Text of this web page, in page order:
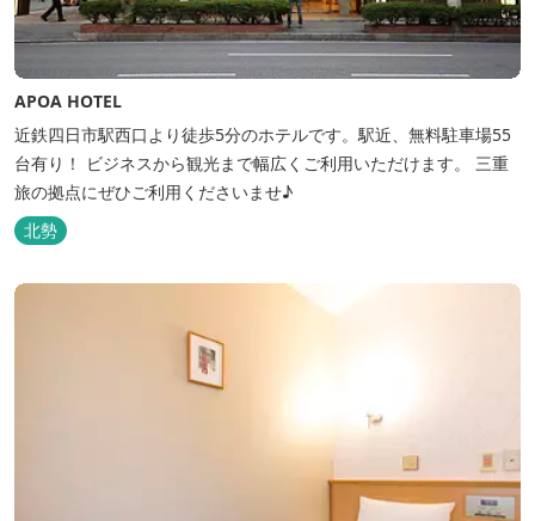
APOA HOTEL
近鉄四日市駅西口より徒歩5分のホテルです。駅近、無料駐車場55
台有り！ ビジネスから観光まで幅広くご利用いただけます。 三重
旅の拠点にぜひご利用くださいませ♪
北勢